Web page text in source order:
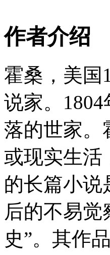
作者介绍
霍桑，美国
说家。
落的世家。
或现实生活
的长篇小说
后的不易
史”。其作